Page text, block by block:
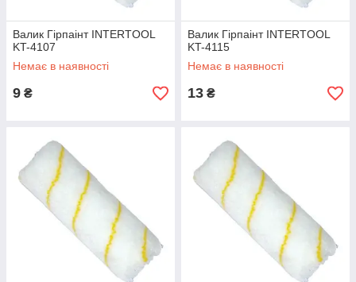
Валик Гірпаінт INTERTOOL
KT-4107
Немає в наявності
9 ₴
Валик Гірпаінт INTERTOOL
KT-4115
Немає в наявності
13 ₴